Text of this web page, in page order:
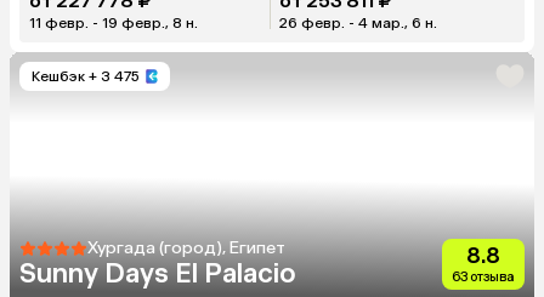
11 февр. - 19 февр., 8 н. 26 февр. - 4 мар., 6 н.
Кешбэк + 3 475
Хургада (город), Египет
Sunny Days El Palacio
8.8
63 отзыва